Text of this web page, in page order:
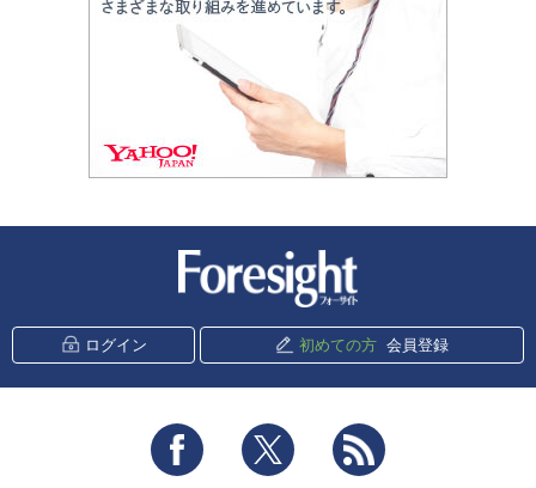
ログイン 初めての方 会員登録
Facebook Twitter